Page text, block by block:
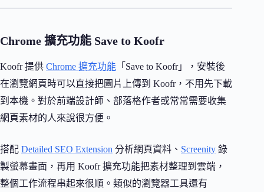
Chrome 擴充功能 Save to Koofr
Koofr 提供 Chrome 擴充功能 「Save to Koofr」，安裝後
在瀏覽網頁時可以直接把圖片上傳到 Koofr，不用先下載
到本機。對於前端設計師、部落格作者或常常需要收集
網頁素材的人來說很方便。
搭配 Detailed SEO Extension 分析網頁資料、 Screenity 錄
製螢幕畫面，再用 Koofr 擴充功能把素材整理到雲端，
整個工作流程串起來很順。類似的瀏覽器工具還有